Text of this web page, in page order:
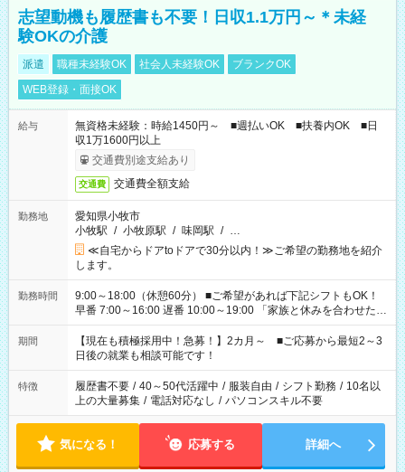
志望動機も履歴書も不要！日収1.1万円～＊未経
験OKの介護
派遣 職種未経験OK 社会人未経験OK
ブランクOK
WEB登録・面接OK
給与
無資格未経験：時給1450円～ ■週払いOK ■扶養内OK ■日
収1万1600円以上
交通費別途支給あり
交通費 交通費全額支給
勤務地
愛知県小牧市
小牧駅 / 小牧原駅 / 味岡駅 / …
≪自宅からドアtoドアで30分以内！≫ご希望の勤務地を紹介
します。
勤務時間
9:00～18:00（休憩60分） ■ご希望があれば下記シフトもOK！
早番 7:00～16:00 遅番 10:00～19:00 「家族と休みを合わせた
い」 「余裕を持って夕飯の準備がしたい」 「できれば残業はし
たくない」 など、ご希望を教えてくださいね。 ※Wワーク希望
の方へ 今ご覧のお仕事で希望する勤務時間と、もう1つのお仕事
の勤務時間。 合計で週40時間を超える場合は応募できません。
期間
【現在も積極採用中！急募！】2カ月～ ■ご応募から最短2～3
日後の就業も相談可能です！
特徴 履歴書不要 / 40～50代活躍中 / 服装自由 / シフト勤務 / 10名以
上の大量募集 / 電話対応なし / パソコンスキル不要
気になる！ 応募する 詳細へ